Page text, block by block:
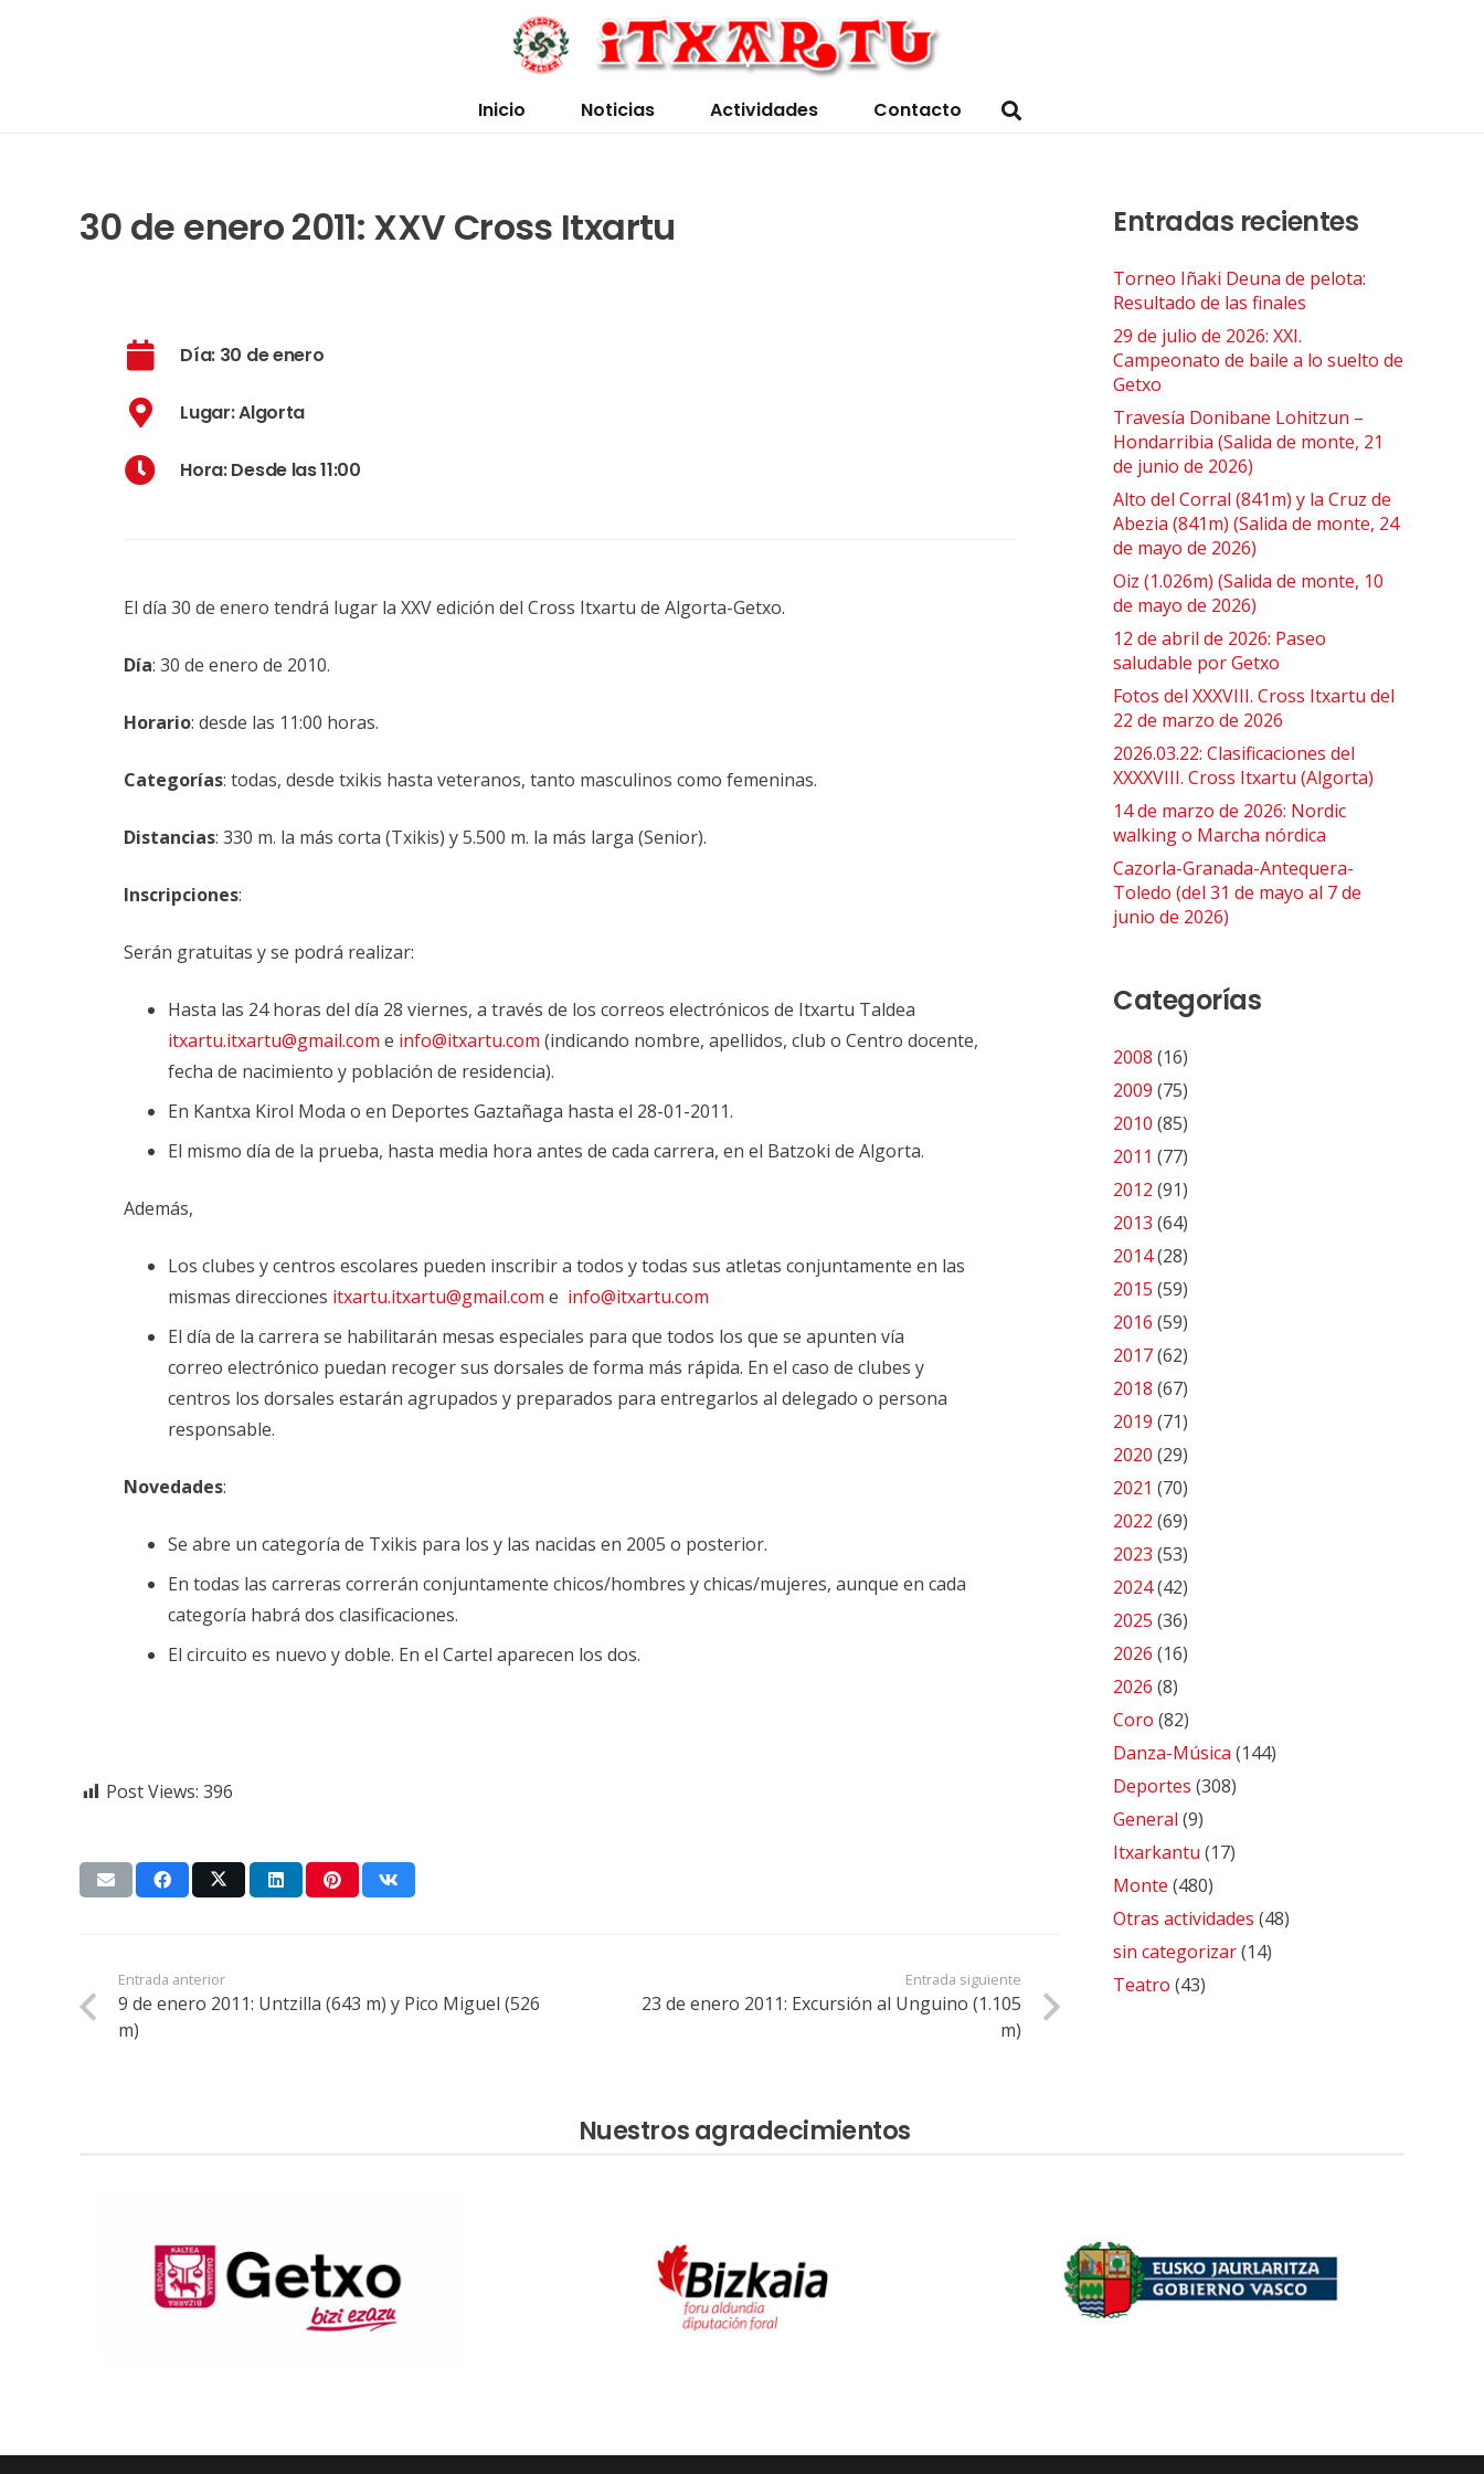
Inicio Noticias Actividades Contacto
30 de enero 2011: XXV Cross Itxartu
Día: 30 de enero
Lugar: Algorta
Hora: Desde las 11:00
El día 30 de enero tendrá lugar la XXV edición del Cross Itxartu de Algorta-Getxo.
Día: 30 de enero de 2010.
Horario: desde las 11:00 horas.
Categorías: todas, desde txikis hasta veteranos, tanto masculinos como femeninas.
Distancias: 330 m. la más corta (Txikis) y 5.500 m. la más larga (Senior).
Inscripciones:
Serán gratuitas y se podrá realizar:
Hasta las 24 horas del día 28 viernes, a través de los correos electrónicos de Itxartu Taldea
itxartu.itxartu@gmail.com e info@itxartu.com (indicando nombre, apellidos, club o Centro docente,
fecha de nacimiento y población de residencia).
En Kantxa Kirol Moda o en Deportes Gaztañaga hasta el 28-01-2011.
El mismo día de la prueba, hasta media hora antes de cada carrera, en el Batzoki de Algorta.
Además,
Los clubes y centros escolares pueden inscribir a todos y todas sus atletas conjuntamente en las
mismas direcciones itxartu.itxartu@gmail.com e info@itxartu.com
El día de la carrera se habilitarán mesas especiales para que todos los que se apunten vía
correo electrónico puedan recoger sus dorsales de forma más rápida. En el caso de clubes y
centros los dorsales estarán agrupados y preparados para entregarlos al delegado o persona
responsable.
Novedades:
Se abre un categoría de Txikis para los y las nacidas en 2005 o posterior.
En todas las carreras correrán conjuntamente chicos/hombres y chicas/mujeres, aunque en cada
categoría habrá dos clasificaciones.
El circuito es nuevo y doble. En el Cartel aparecen los dos.
Post Views: 396
Entrada anterior
9 de enero 2011: Untzilla (643 m) y Pico Miguel (526
m)
Entrada siguiente
23 de enero 2011: Excursión al Unguino (1.105
m)
Entradas recientes
Torneo Iñaki Deuna de pelota:
Resultado de las finales
29 de julio de 2026: XXI.
Campeonato de baile a lo suelto de
Getxo
Travesía Donibane Lohitzun –
Hondarribia (Salida de monte, 21
de junio de 2026)
Alto del Corral (841m) y la Cruz de
Abezia (841m) (Salida de monte, 24
de mayo de 2026)
Oiz (1.026m) (Salida de monte, 10
de mayo de 2026)
12 de abril de 2026: Paseo
saludable por Getxo
Fotos del XXXVIII. Cross Itxartu del
22 de marzo de 2026
2026.03.22: Clasificaciones del
XXXXVIII. Cross Itxartu (Algorta)
14 de marzo de 2026: Nordic
walking o Marcha nórdica
Cazorla-Granada-Antequera-
Toledo (del 31 de mayo al 7 de
junio de 2026)
Categorías
2008 (16)
2009 (75)
2010 (85)
2011 (77)
2012 (91)
2013 (64)
2014(28)
2015 (59)
2016 (59)
2017(62)
2018 (67)
2019 (71)
2020 (29)
2021 (70)
2022 (69)
2023 (53)
2024(42)
2025 (36)
2026 (16)
2026 (8)
Coro (82)
Danza-Música (144)
Deportes (308)
General (9)
Itxarkantu (17)
Monte (480)
Otras actividades (48)
sin categorizar(14)
Teatro (43)
Nuestros agradecimientos